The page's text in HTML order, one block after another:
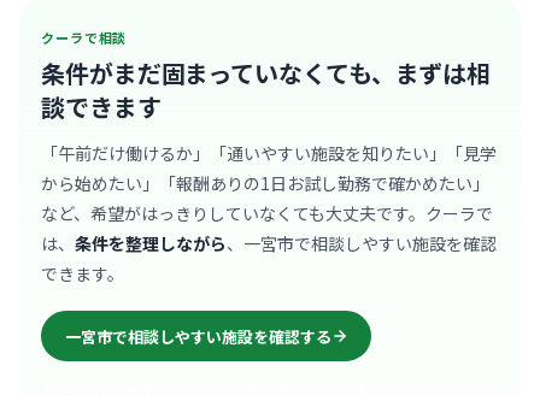
クーラで相談
条件がまだ固まっていなくても、 まずは相
談できます
「午前だけ働けるか」「通いやすい施設を知りたい」「見学
から始めたい」「報酬ありの1日お試し勤務で確かめたい」
など、希望がはっきりしていなくても大丈夫です。クーラで
は、 条件を整理しながら、一宮市で相談しやすい施設を確認
できます。
一宮市で相談しやすい施設を確認する